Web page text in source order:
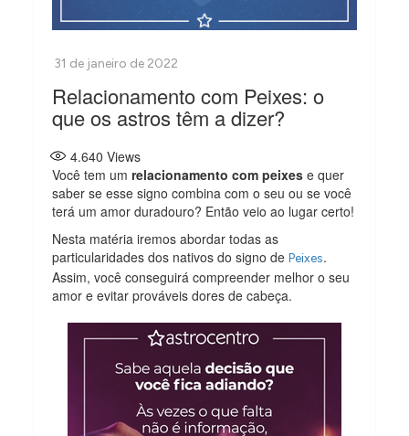
Relacionamento com Peixes: o
que os astros têm a dizer?
4.640 Views
Você tem umrelacionamento com peixes e quer
saber se esse signo combina com o seu ou se você
terá um amor duradouro? Então veio ao lugar certo!
Nesta matéria iremos abordar todas as
particularidades dos nativos do signo dePeixes.
Assim, você conseguirá compreender melhor o seu
amor e evitar prováveis dores de cabeça.